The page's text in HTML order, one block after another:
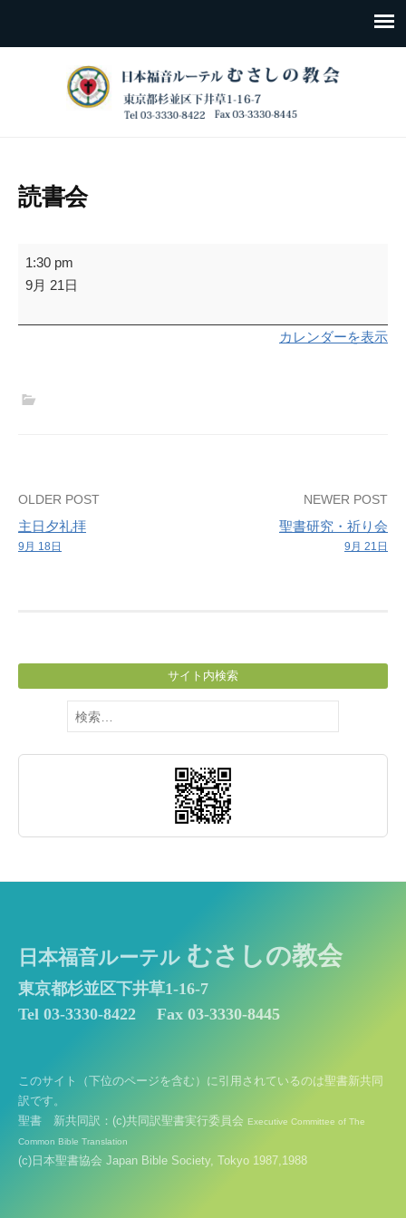
読書会
読
書
1:30 pm
9月 21日
カレンダーを表示
Post
navigation
OLDER POST
主日夕礼拝
9月 18日
NEWER POST
聖書研究・祈り会
9月 21日
サイト内検索
検
索:
日本福音ルーテル むさしの教会
東京都杉並区下井草1-16-7
Tel 03-3330-8422
Fax 03-3330-8445
このサイト（下位のページを含む）に引用されているのは聖書新共同
訳です。
聖書 新共同訳：(c)共同訳聖書実行委員会 Executive Committee of The
Common Bible Translation
(c)日本聖書協会 Japan Bible Society, Tokyo 1987,1988